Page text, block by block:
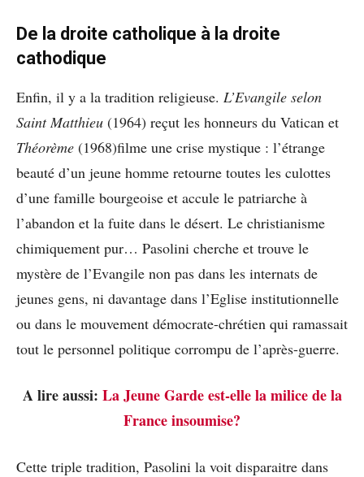
De la droite catholique à la droite
cathodique
Enfin, il y a la tradition religieuse. L’Evangile selon
Saint Matthieu (1964) reçut les honneurs du Vatican et
Théorème (1968)filme une crise mystique : l’étrange
beauté d’un jeune homme retourne toutes les culottes
d’une famille bourgeoise et accule le patriarche à
l’abandon et la fuite dans le désert. Le christianisme
chimiquement pur… Pasolini cherche et trouve le
mystère de l’Evangile non pas dans les internats de
jeunes gens, ni davantage dans l’Eglise institutionnelle
ou dans le mouvement démocrate-chrétien qui ramassait
tout le personnel politique corrompu de l’après-guerre.
A lire aussi: La Jeune Garde est-elle la milice de la
France insoumise?
Cette triple tradition, Pasolini la voit disparaitre dans